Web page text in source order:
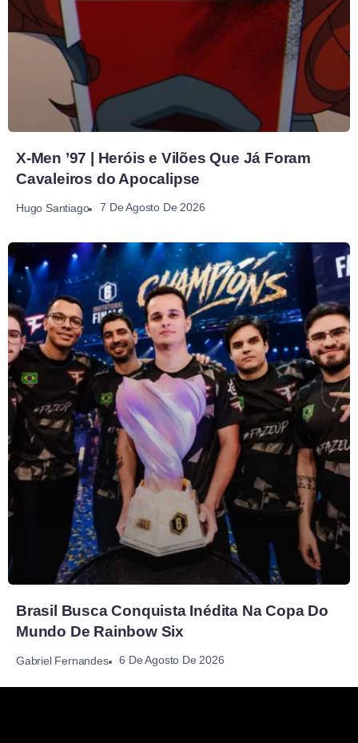
X-Men ’97 | Heróis e Vilões Que Já Foram
Cavaleiros do Apocalipse
Hugo Santiago 7 De Agosto De 2026
Brasil Busca Conquista Inédita Na Copa Do
Mundo De Rainbow Six
Gabriel Fernandes 6 De Agosto De 2026